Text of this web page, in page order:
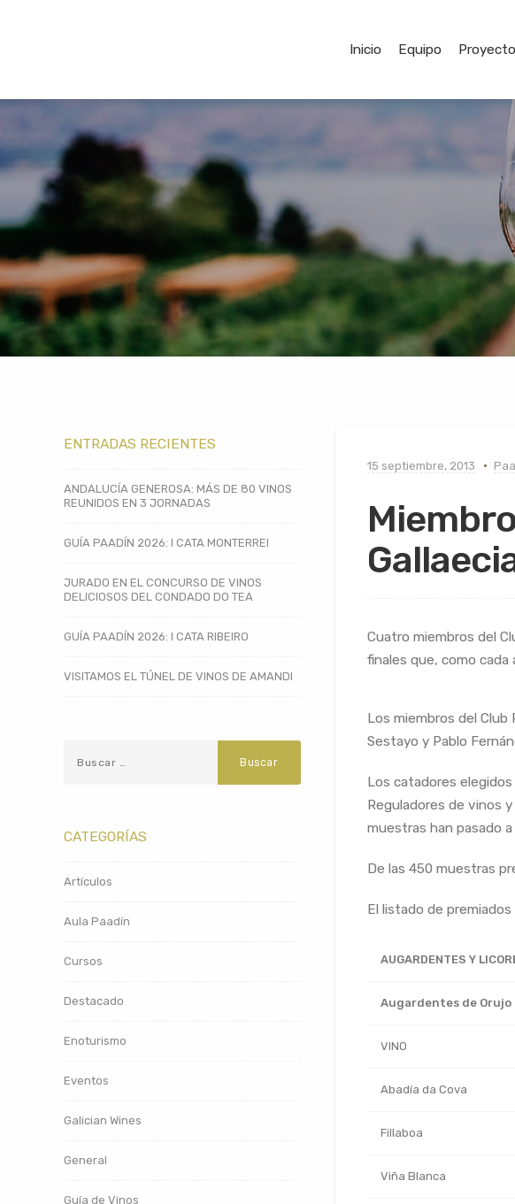
Inicio Equipo
15 septiembre, 2013
Cuatro miembros del
finales que, como cada
Los miembros del Club
Sestayo y Pablo
Los catadores
Reguladores de vinos
muestras han pasado a
De las 450 muestras
El listado de
AUGARDENTES Y
Augardentes de Orujo
VINO
Abadía da Cova
Fillaboa
Viña Blanca
ENTRADAS RECIENTES
ANDALUCÍA GENEROSA: MÁS DE 80 VINOS
REUNIDOS EN 3 JORNADAS
GUÍA PAADÍN 2026: I CATA MONTERREI
JURADO EN EL CONCURSO DE VINOS
DELICIOSOS DEL CONDADO DO TEA
GUÍA PAADÍN 2026: I CATA RIBEIRO
VISITAMOS EL TÚNEL DE VINOS DE AMANDI
CATEGORÍAS
Artículos
Aula Paadín
Cursos
Destacado
Enoturismo
Eventos
Galician Wines
General
Guía de Vinos